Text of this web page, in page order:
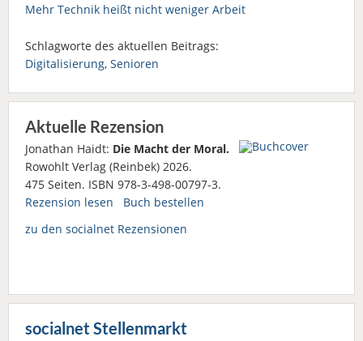
Mehr Technik heißt nicht weniger Arbeit
Schlagworte des aktuellen Beitrags:
Digitalisierung, Senioren
Aktuelle Rezension
Jonathan Haidt: Die Macht der Moral.
Rowohlt Verlag (Reinbek) 2026.
475 Seiten. ISBN 978-3-498-00797-3.
Rezension lesen
Buch bestellen
zu den socialnet Rezensionen
socialnet Stellenmarkt